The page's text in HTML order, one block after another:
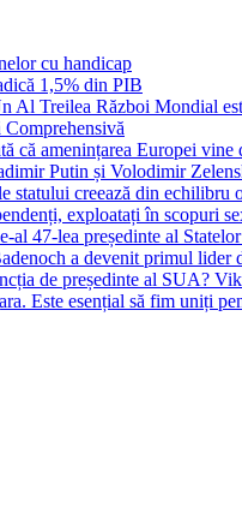
cu handicap
1,5% din PIB
Al Treilea Război Mondial
că amenințarea Europei
Putin și Volodimir
statului creează din
exploatați în scopuri
al 47-lea președinte al
a devenit primul
de președinte al SUA?
Este esențial să fim uniți